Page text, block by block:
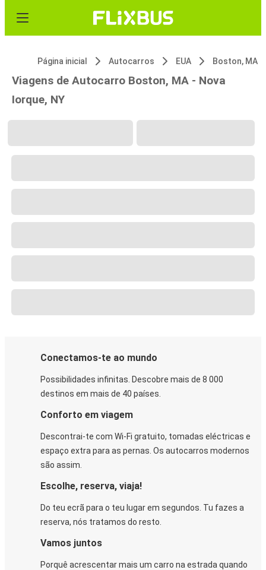
Página inicial Autocarros EUA Boston, MA
Viagens de Autocarro Boston, MA - Nova
Iorque, NY
Conectamos-te ao mundo
Possibilidades infinitas. Descobre mais de 8 000
destinos em mais de 40 países.
Conforto em viagem
Descontrai-te com Wi-Fi gratuito, tomadas eléctricas e
espaço extra para as pernas. Os autocarros modernos
são assim.
Escolhe, reserva, viaja!
Do teu ecrã para o teu lugar em segundos. Tu fazes a
reserva, nós tratamos do resto.
Vamos juntos
Porquê acrescentar mais um carro na estrada quando